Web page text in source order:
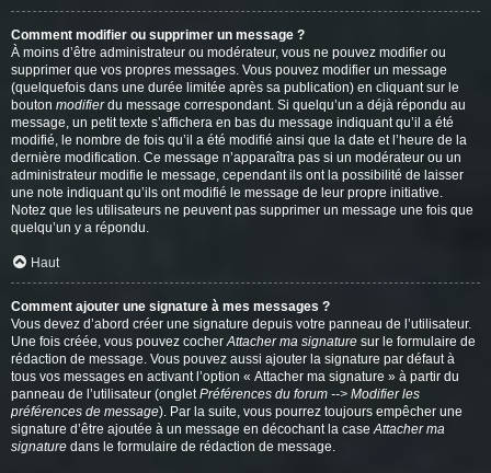
Comment modifier ou supprimer un message ?
À moins d’être administrateur ou modérateur, vous ne pouvez modifier ou
supprimer que vos propres messages. Vous pouvez modifier un message
(quelquefois dans une durée limitée après sa publication) en cliquant sur le
bouton modifierdu message correspondant. Si quelqu’un a déjà répondu au
message, un petit texte s’affichera en bas du message indiquant qu’il a été
modifié, le nombre de fois qu’il a été modifié ainsi que la date et l’heure de la
dernière modification. Ce message n’apparaîtra pas si un modérateur ou un
administrateur modifie le message, cependant ils ont la possibilité de laisser
une note indiquant qu’ils ont modifié le message de leur propre initiative.
Notez que les utilisateurs ne peuvent pas supprimer un message une fois que
quelqu’un y a répondu.
Haut
Comment ajouter une signature à mes messages ?
Vous devez d’abord créer une signature depuis votre panneau de l’utilisateur.
Une fois créée, vous pouvez cocherAttacher ma signature sur le formulaire de
rédaction de message. Vous pouvez aussi ajouter la signature par défaut à
tous vos messages en activant l’option « Attacher ma signature » à partir du
panneau de l’utilisateur (ongletPréférences du forum --> Modifier les
préférences de message). Par la suite, vous pourrez toujours empêcher une
signature d’être ajoutée à un message en décochant la caseAttacher ma
signature dans le formulaire de rédaction de message.